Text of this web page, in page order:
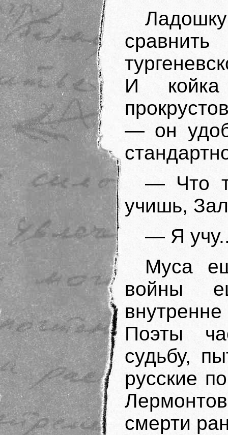
И
— он
— Что
учишь,
— Я
Муса
войны
Поэты
судьбу,
русские
смерти